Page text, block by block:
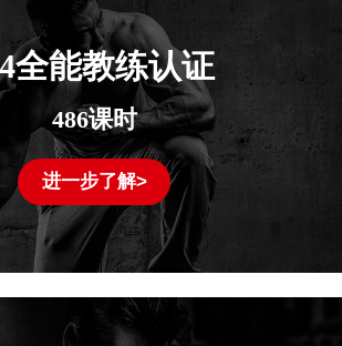
全能教练认证
486课时
进一步了解>